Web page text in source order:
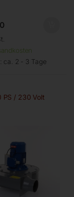
ca. 2 - 3 Tage
PS / 230 Volt